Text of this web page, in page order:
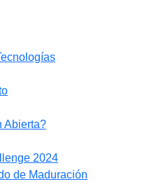
Abierta?
2024
de Maduración